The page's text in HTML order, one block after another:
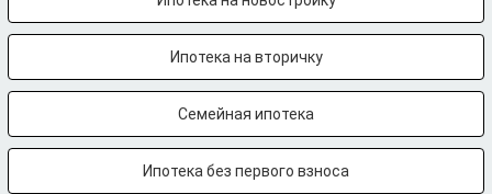
Ипотека на вторичку
Семейная ипотека
Ипотека без первого взноса